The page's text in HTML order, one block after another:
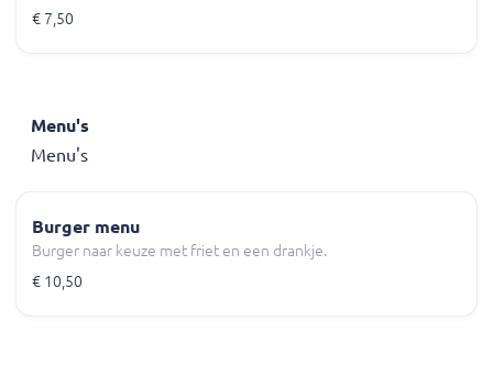
€ 7,50
Menu's
Menu's
Burger menu
Burger naar keuze met friet en een drankje.
€ 10,50